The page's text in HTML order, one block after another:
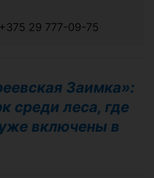
+375 29 777-09-75
Заимка»:
среди леса, где
включены в